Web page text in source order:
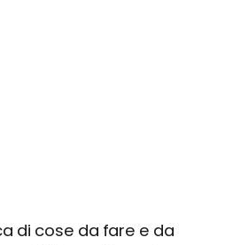
di cose da fare e da